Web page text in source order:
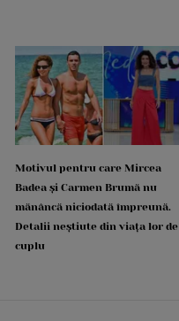
Motivul pentru care Mircea
Badea și Carmen Brumă nu
mănâncă niciodată împreună.
Detalii neștiute din viața lor de
cuplu